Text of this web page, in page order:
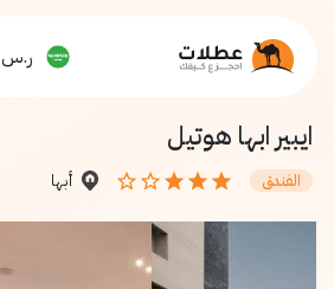
ر.س
ايبير ابها هوتيل
الفندق أبها